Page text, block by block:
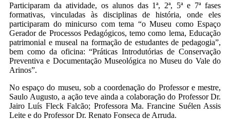
Participaram da atividade, os alunos das 1ª, 2ª, 5ª e 7ª fases
formativas, vinculadas às disciplinas de história, onde eles
participaram do minicurso com tema “o Museu como Espaço
Gerador de Processos Pedagógicos, temo como lema, Educação
patrimonial e museal na formação de estudantes de pedagogia”,
bem como da oficina: “Práticas Introdutórias de Conservação
Preventiva e Documentação Museológica no Museu do Vale do
Arinos”.
No espaço do museu, sob a coordenação do Professor e mestre,
Saulo Augusto, a ação teve ainda a colaboração do Professor Dr.
Jairo Luís Fleck Falcão; Professora Ma. Francine Suélen Assis
Leite e do Professor Dr. Renato Fonseca de Arruda.